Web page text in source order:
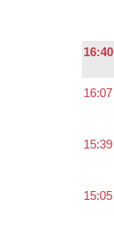
16:40
16:07
15:39
15:05